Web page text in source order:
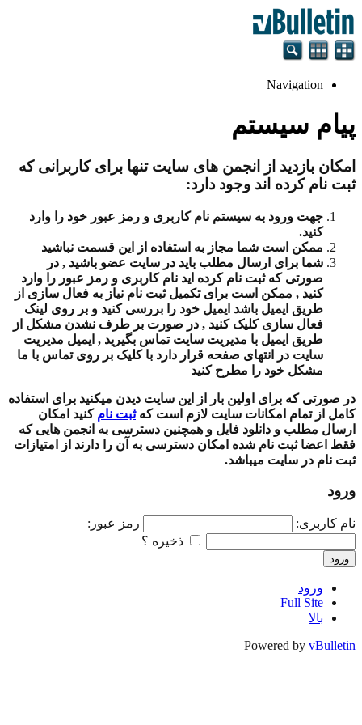
Navigation
پیام سیستم
امکان بازدید از انجمن های سایت تنها برای کاربرانی که
ثبت نام کرده اند وجود دارد:
جهت ورود به سیستم نام کاربری و رمز عبور خود را وارد
کنید.
ممکن است شما مجاز به استفاده از این قسمت نباشید
شما برای ارسال مطلب باید در سایت عضو باشید , در
صورتی که ثبت نام کرده اید نام کاربری و رمز عبور را وارد
کنید , ممکن است برای تکمیل ثبت نام نیاز به فعال سازی از
طریق ایمیل باشد ایمیل خود را بررسی کنید و بر روی لینک
فعال سازی کلیک کنید , در صورت بر طرف نشدن مشکل از
طریق ایمیل با مدیریت سایت تماس بگیرید , ایمیل مدیریت
سایت در انتهای صفحه قرار دارد با کلیک بر روی تماس با ما
مشکل خود را مطرح کنید
در صورتی که برای اولین بار از این سایت دیدن میکنید برای استفاده
کامل از تمام امکانات سایت لازم است کهثبت نام کنید امکان
ارسال مطلب و دانلود فایل و همچنین دسترسی به انجمن هایی که
فقط اعضا ثبت نام شده امکان دسترسی به آن را دارند از امتیازات
ثبت نام در سایت میباشد.
ورود
نام کاربری:
رمز عبور:
ذخیره ؟
ورود
ورود
Full Site
بالا
Powered by vBulletin